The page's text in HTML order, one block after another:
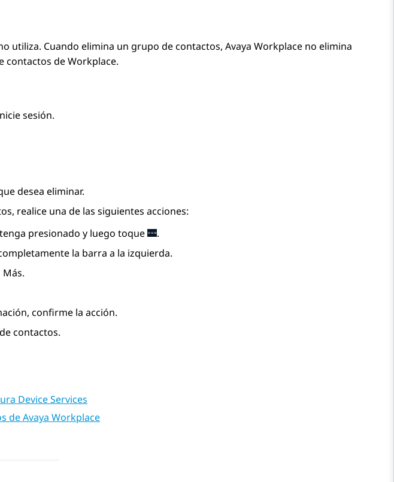
utiliza. Cuando elimina un grupo de contactos, Avaya Workplace no elimina
contactos de Workplace.
sesión.
desea eliminar.
realice una de las siguientes acciones:
presionado y luego toque
.
la barra a la izquierda.
confirme la acción.
contactos.
Device Services
de Avaya Workplace